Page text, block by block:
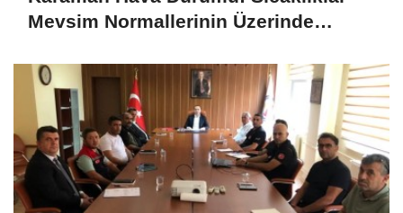
Mevsim Normallerinin Üzerinde